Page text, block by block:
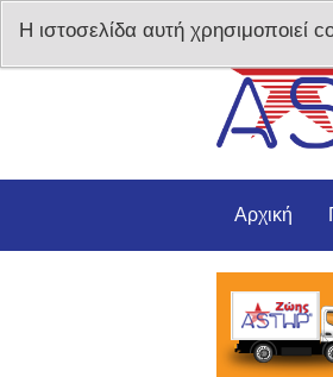
Αρχική
Η ιστοσελίδα αυτή χρησιμοποιεί